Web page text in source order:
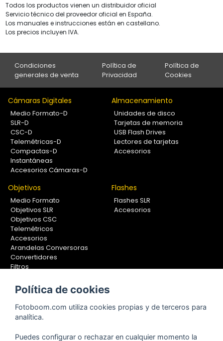
Todos los productos vienen un distribuidor oficial
Servicio técnico del proveedor oficial en España.
Los manuales e instrucciones están en castellano.
Los precios incluyen IVA.
Condiciones
generales de venta
Política de
Privacidad
Política de
Cookies
Cámaras Digitales
Medio Formato-D
SLR-D
CSC-D
Telemétricas-D
Compactas-D
Instantáneas
Accesorios Cámaras-D
Almacenamiento
Unidades de disco
Tarjetas de memoria
USB Flash Drives
Lectores de tarjetas
Accesorios
Objetivos
Medio Formato
Objetivos SLR
Objetivos CSC
Telemétricos
Accesorios
Arandelas Conversoras
Convertidores
Filtros
Calibradores
Flashes
Flashes SLR
Accesorios
Soportes Fotografía
Monopiés
Trípodes
Política de cookies
Fotoboom.com utiliza cookies propias y de terceros para
analítica.
Puedes configurar o rechazar en cualquier momento la